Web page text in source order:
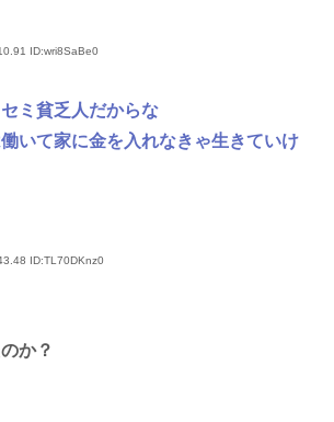
ID:wri8SaBe0
ミ貧乏人だからな
いて家に金を入れなきゃ生きていけ
ID:TL70DKnz0
か？